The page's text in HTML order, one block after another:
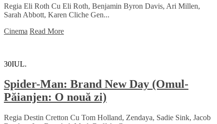
Regia Eli Roth Cu Eli Roth, Benjamin Byron Davis, Ari Millen,
Sarah Abbott, Karen Cliche Gen...
Cinema Read More
30IUL.
Spider-Man: Brand New Day (Omul-
Păianjen: O nouă zi)
Regia Destin Cretton Cu Tom Holland, Zendaya, Sadie Sink, Jacob